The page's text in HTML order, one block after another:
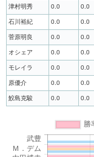
津村明秀 0.0 0.0
石川裕紀 0.0 0.0
菅原明良 0.0 0.0
オシェア 0.0 0.0
モレイラ 0.0 0.0
原優介 0.0 0.0
鮫島克駿 0.0 0.0